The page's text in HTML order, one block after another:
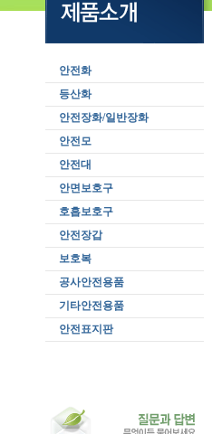
안전화
등산화
안전장화/일반장화
안전모
안전대
안면보호구
호흡보호구
안전장갑
보호복
공사안전용품
기타안전용품
안전표지판